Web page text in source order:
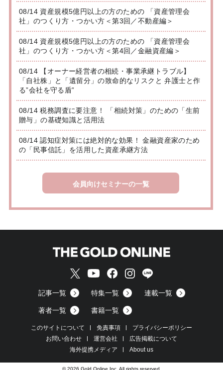
08/14 資産規模5億円以上の方のための 「資産管理会
社」のつくり方・つかい方＜第3回／不動産編＞
08/14 資産規模5億円以上の方のための 「資産管理会
社」のつくり方・つかい方＜第4回／金融資産編＞
08/14 【オーナー経営者の相続・事業承継トラブル】
「自社株」と「遺留分」の致命的なリスクと 弁護士と作
る”会社を守る盾”
08/14 税務調査に要注意！ 「相続対策」のための「生前
贈与」の基礎知識と活用法
08/14 認知症対策には絶対的な効果！ 金融資産家のため
の「民事信託」を活用した資産承継方法
会員向けセミナーの一覧
記事一覧 特集一覧 連載一覧
著者一覧 書籍一覧
このサイトについて 免責事項
プライバシーポリシー
お問い合わせ
運営会社
広告掲載について
海外提携メディア
About us
© 2026 Gold Online Inc. All rights reserved.